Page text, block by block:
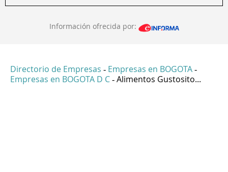
Información ofrecida por:
Directorio de Empresas - Empresas en BOGOTA -
Empresas en BOGOTA D C - Alimentos Gustosito...